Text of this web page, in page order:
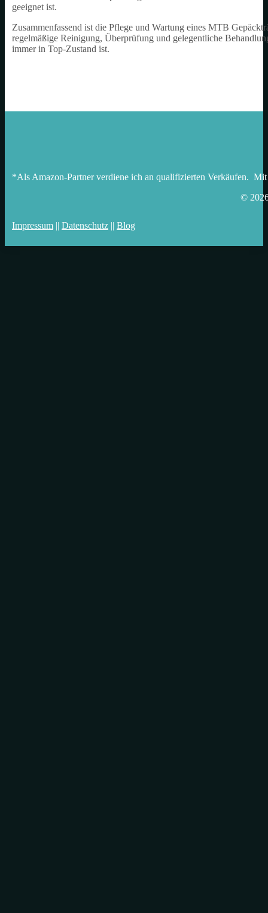
geeignet ist.
Zusammenfassend ist die Pflege und Wartung eines MTB
regelmäßige Reinigung, Überprüfung und gelegentliche
immer in Top-Zustand ist.
*Als Amazon-Partner verdiene ich an qualifizierten Verkäufen.
©
Impressum || Datenschutz || Blog